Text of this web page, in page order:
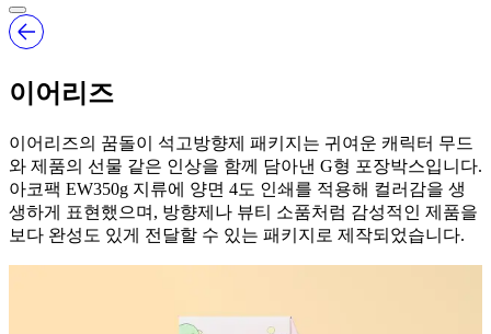
이어리즈
이어리즈의 꿈돌이 석고방향제 패키지는 귀여운 캐릭터 무드
와 제품의 선물 같은 인상을 함께 담아낸 G형 포장박스입니다.
아코팩 EW350g 지류에 양면 4도 인쇄를 적용해 컬러감을 생
생하게 표현했으며, 방향제나 뷰티 소품처럼 감성적인 제품을
보다 완성도 있게 전달할 수 있는 패키지로 제작되었습니다.